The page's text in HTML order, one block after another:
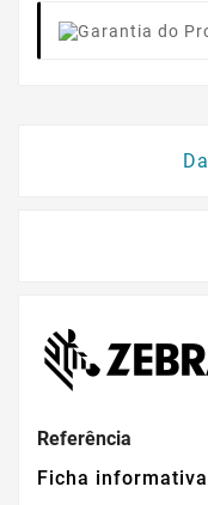
Referência
Ficha informativa